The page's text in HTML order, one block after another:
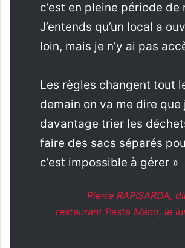
c’est en pleine période de
J’entends qu’un local a
loin, mais je n’y ai pas
Les règles changent tout
demain on va me dire que
davantage trier les
faire des sacs séparés
c’est impossible à gérer »
Pierre RAPISARDA,
restaurant Pasta Mano, le